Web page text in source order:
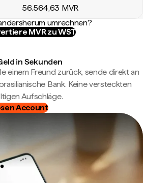
56.564,63 MVR
umrechnen?
MVR zu WST
in Sekunden
einem Freund zurück, sende direkt an
Bank. Keine versteckten
Aufschläge.
Account